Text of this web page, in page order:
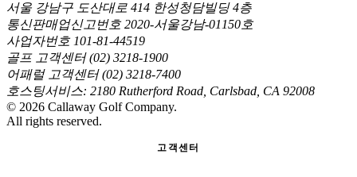
서울 강남구 도산대로 414 한성청담빌딩 4층
통신판매업신고번호 2020-서울강남-01150호
사업자번호 101-81-44519
골프 고객센터 (02) 3218-1900
어패럴 고객센터 (02) 3218-7400
호스팅서비스: 2180 Rutherford Road, Carlsbad, CA 92008
© 2026 Callaway Golf Company.
All rights reserved.
고객센터